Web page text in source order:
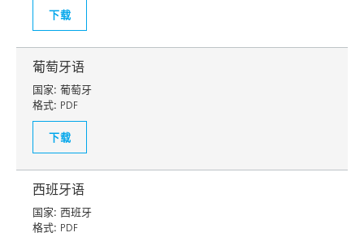
下载
葡萄牙语
国家: 葡萄牙
格式: PDF
下载
西班牙语
国家: 西班牙
格式: PDF